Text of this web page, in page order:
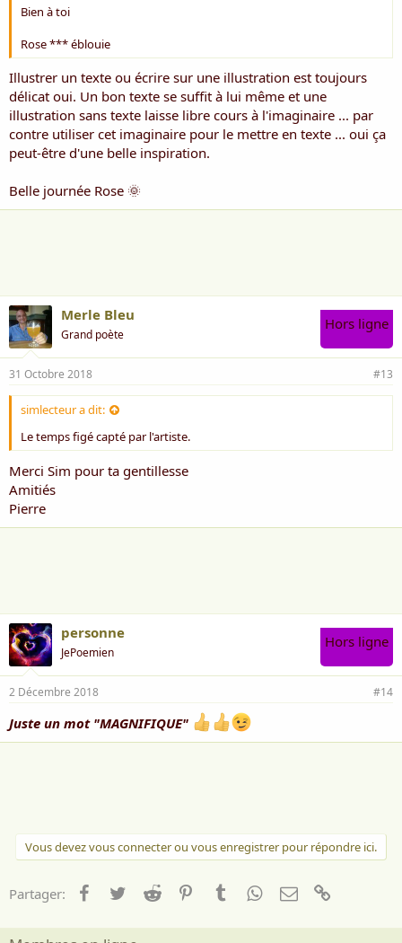
Bien à toi
Rose *** éblouie
Illustrer un texte ou écrire sur une illustration est toujours
délicat oui. Un bon texte se suffit à lui même et une
illustration sans texte laisse libre cours à l'imaginaire ... par
contre utiliser cet imaginaire pour le mettre en texte ... oui ça
peut-être d'une belle inspiration.
Belle journée Rose 🌞
Merle Bleu
Grand poète
Hors ligne
31 Octobre 2018 #13
simlecteur a dit:
Le temps figé capté par l'artiste.
Merci Sim pour ta gentillesse
Amitiés
Pierre
personne
JePoemien
Hors ligne
2 Décembre 2018 #14
Juste un mot "MAGNIFIQUE"
Vous devez vous connecter ou vous enregistrer pour répondre ici.
Partager: Facebook
TwitterReddit PinterestTumblrWhatsApp
Email